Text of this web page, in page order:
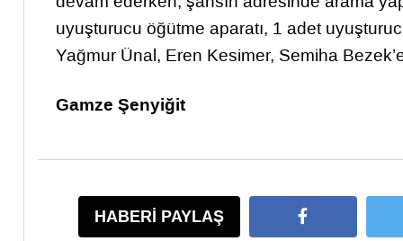
uyuşturucu öğütme aparatı, 1 adet
Yağmur Ünal, Eren Kesimer, Semiha
Gamze Şenyiğit
HABERİ PAYLAŞ